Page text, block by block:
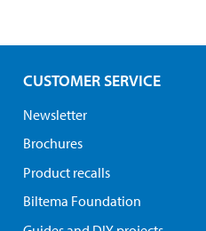
CUSTOMER SERVICE
Newsletter
Brochures
Product recalls
Biltema Foundation